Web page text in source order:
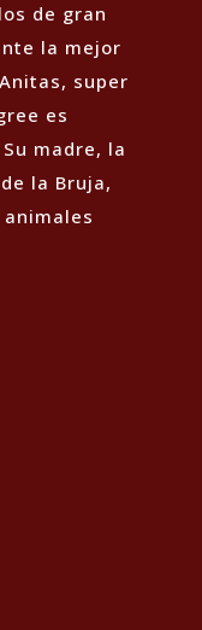
de gran
la mejor
super
es
madre, la
la Bruja,